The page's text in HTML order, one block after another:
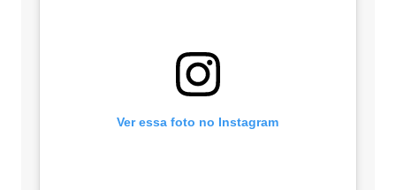
Ver essa foto no Instagram